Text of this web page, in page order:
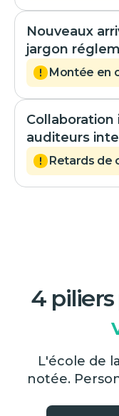
Nouveaux
jargon
Montée en
auditeurs
Retards de
4
L'école de
notée.